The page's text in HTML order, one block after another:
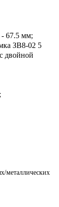
- 67.5 мм;
ЗВ8-02 5
двойной
металлических